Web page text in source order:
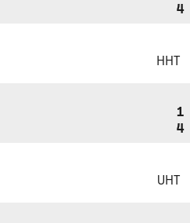
4
HHT
1
4
UHT